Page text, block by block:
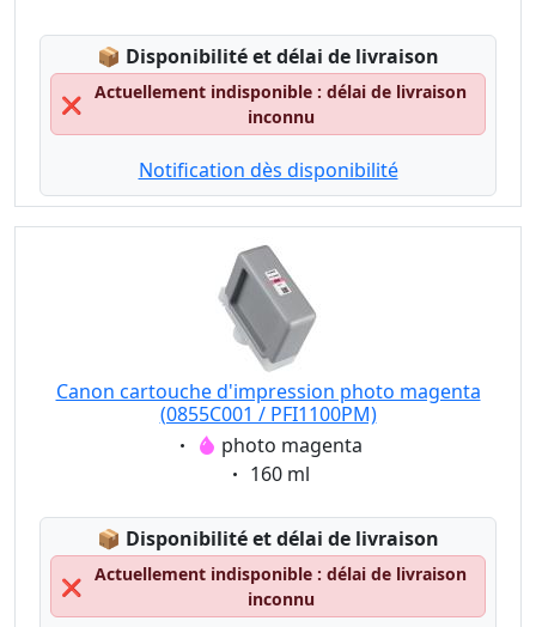
📦 Lagerstatus:
Disponibilité et délai de livraison
❌
Actuellement indisponible : délai de livraison
inconnu
Notification dès disponibilité
Canon cartouche d'impression photo magenta
(0855C001 / PFI1100PM)
Eigenschaft:
photo magenta
Eigenschaft:
160 ml
📦 Lagerstatus:
Disponibilité et délai de livraison
❌
Actuellement indisponible : délai de livraison
inconnu